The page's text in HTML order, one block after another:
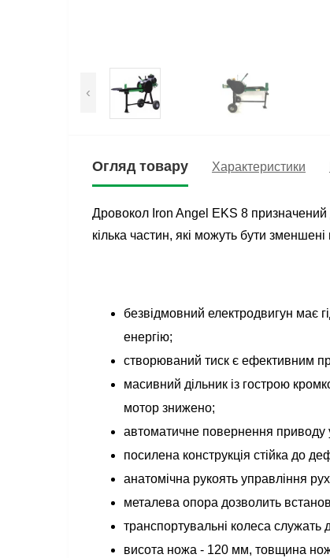
‹
Огляд товару Характеристики
Дровокол Iron Angel EKS 8
кілька частин, які можуть бути
безвідмовний електродвигун має
енергію;
створюваний тиск є ефективним
масивний дільник із гострою
мотор знижено;
автоматичне повернення приводу
посилена конструкція стійка до
анатомічна рукоять управління
металева опора дозволить
транспортувальні колеса
висота ножа - 120 мм, товщина